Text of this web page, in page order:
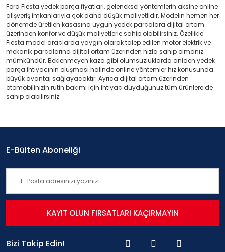
Ford Fiesta yedek parça fiyatları, geleneksel yöntemlerin aksine online
alışveriş imkanlarıyla çok daha düşük maliyetlidir. Modelin hemen her
dönemde üretilen kasasına uygun yedek parçalara dijital ortam
üzerinden konfor ve düşük maliyetlerle sahip olabilirsiniz. Özellikle
Fiesta model araçlarda yaygın olarak talep edilen motor elektrik ve
mekanik parçalarına dijital ortam üzerinden hızla sahip olmanız
mümkündür. Beklenmeyen kaza gibi olumsuzluklarda aniden yedek
parça ihtiyacının oluşması halinde online yöntemler hız konusunda
büyük avantaj sağlayacaktır. Ayrıca dijital ortam üzerinden
otomobilinizin rutin bakımı için ihtiyaç duyduğunuz tüm ürünlere de
sahip olabilirsiniz.
E-Bülten Aboneliği
KAYIT OLUN FIRSATLARI KAÇIRMAYIN
Bizi Takip Edin!